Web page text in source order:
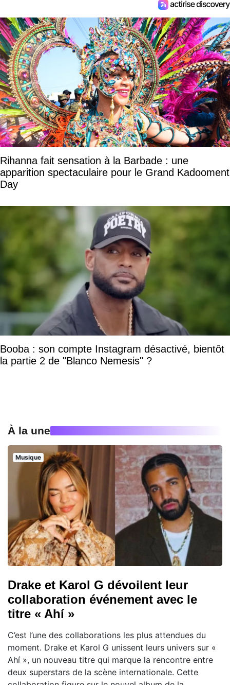
Rihanna fait sensation à la Barbade : une
apparition spectaculaire pour le Grand Kadooment
Day
Booba : son compte Instagram désactivé, bientôt
la partie 2 de "Blanco Nemesis" ?
À la une
Musique
Drake et Karol G dévoilent leur
collaboration événement avec le
titre « Ahí »
C’est l’une des collaborations les plus attendues du
moment. Drake et Karol G unissent leurs univers sur «
Ahí », un nouveau titre qui marque la rencontre entre
deux superstars de la scène internationale. Cette